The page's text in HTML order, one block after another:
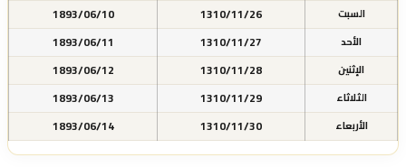
السبت 1310/11/26
1893/06/10
الأحد 1310/11/27
1893/06/11
الإثنين 1310/11/28
1893/06/12
الثلاثاء 1310/11/29
1893/06/13
الأربعاء 1310/11/30
1893/06/14